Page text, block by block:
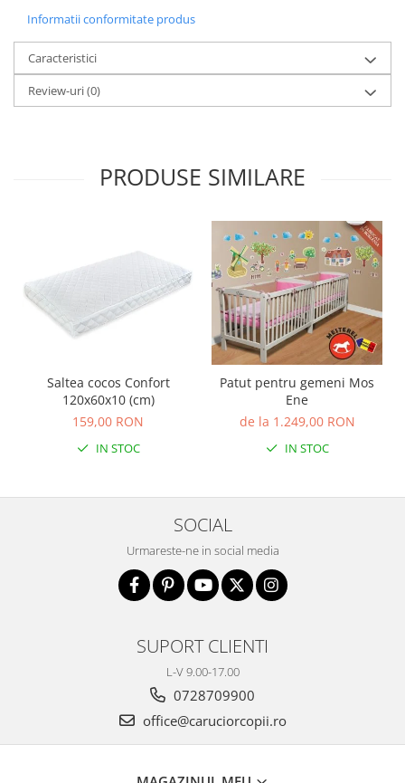
Informatii conformitate produs
Caracteristici
Review-uri(0)
PRODUSE SIMILARE
Saltea cocos Confort
120x60x10 (cm)
159,00 RON
IN STOC
Patut pentru gemeni Mos
Ene
de la 1.249,00 RON
IN STOC
SOCIAL
Urmareste-ne in social media
SUPORT CLIENTI
L-V 9.00-17.00
0728709900
office@caruciorcopii.ro